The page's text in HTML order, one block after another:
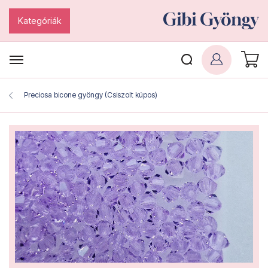
Kategóriák
Preciosa bicone gyöngy (Csiszolt kúpos)